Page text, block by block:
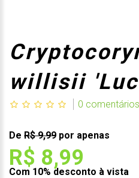
willisii
0 comentários
De R$ 9,99 por apenas
R$ 8,99
Com 10% desconto à vista